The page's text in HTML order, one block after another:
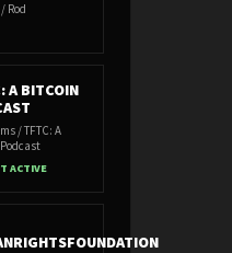
Rod
A BITCOIN
/ TFTC: A
ACTIVE